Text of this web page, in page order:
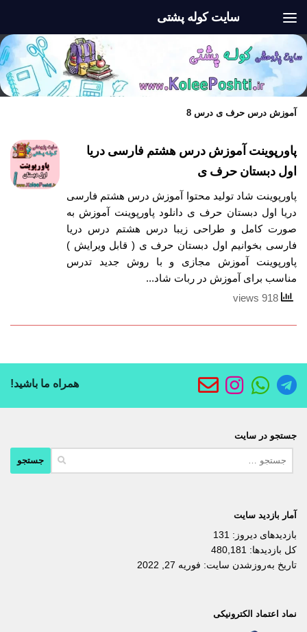
سایت کوله پشتی
آموزش درس حرف ی درس 8
پاورپوینت آموزش درس هشتم فارسی دریا
اول دبستان حرف ی
پاورپوینت شاد تولید محتوا آموزش درس هشتم فارسی
دریا اول دبستان حرف ی دانلود پاورپوینت آموزش به
صورت کامل و طراحی زیبا درس هشتم درس دریا
فارسی بخوانیم اول دبستان حرف ی ( قابل ویرایش )
پاورپوینت آموزش مجازی و با روش جدید تدرس
مناسب برای آموزش در ربات شاد...
همراه ما باشید!
جستجو در سایت
آمار بازدید سایت
بازدیدهای دیروز: 131
کل بازدیدها: 480,181
تاریخ به‌روزشدن سایت: فوریه 27, 2022
نماد اعتماد الکترونیکی